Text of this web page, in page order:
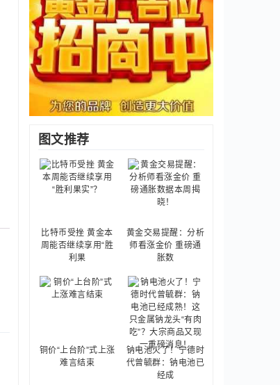
图文推荐
比特币受挫 黄金本
周能否继续享用“胜
利果
黄金交易提醒：分析
师看涨金价 重磅通
胀数
铜价“上台阶”式上涨
难言结束
钠电池火了！宁德时
代曾毓群：钠电池已
经成